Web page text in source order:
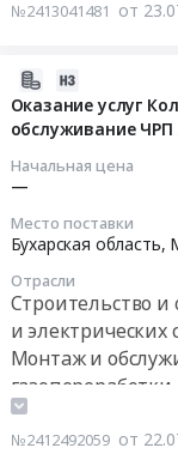
№2413041481 от
Оказание услуг
обслуживание ЧРП
Начальная цена
—
Место поставки
Бухарская область,
Отрасли
Строительство и
и электрических
Монтаж и
Прочие услуги в
технологий
№2412492059 от